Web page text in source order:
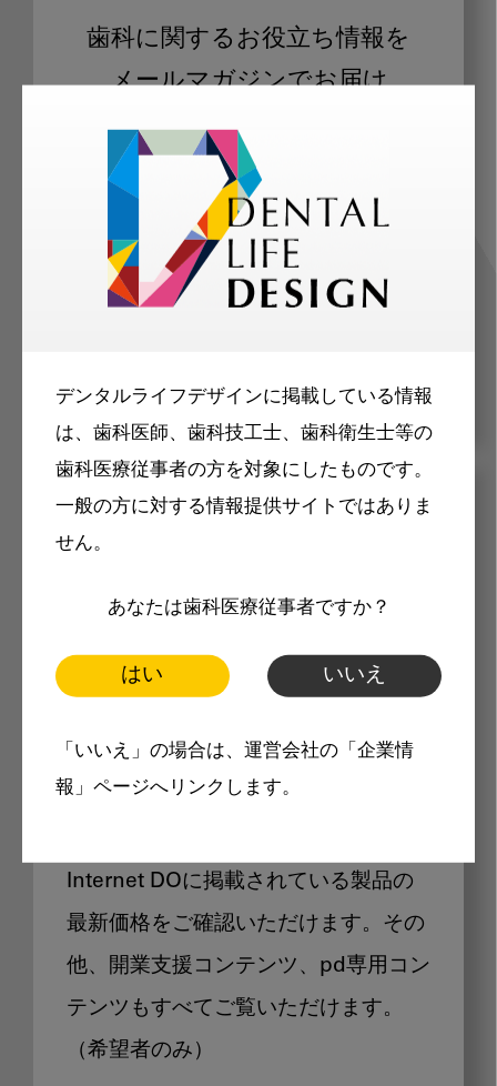
デンタルライフデザインに掲載している情報
は、歯科医師、歯科技工士、歯科衛生士等の
歯科医療従事者の方を対象にしたものです。
一般の方に対する情報提供サイトではありま
せん。
あなたは歯科医療従事者ですか？
はい いいえ
「いいえ」の場合は、運営会社の「企業情
報」ページへリンクします。
歯科に関するお役立ち情報を
メールマガジンでお届け
ご登録いただいた職種（歯科医師、歯
科衛生士、歯科技工士）に合わせた内
容のメールマガジンをお届けします。
メリット
製品価格も閲覧可能
Internet DOに掲載されている製品の
最新価格をご確認いただけます。その
他、開業支援コンテンツ、pd専用コン
テンツもすべてご覧いただけます。
（希望者のみ）